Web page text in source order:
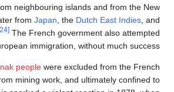
neighbouring islands and from the New
fromJapan , theDutch East Indies , and
. [24]The French government also attempted
immigration, without much success.
peoplewere excluded from the French
mining work, and ultimately confined to